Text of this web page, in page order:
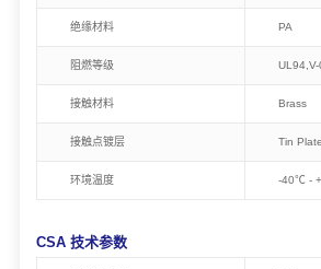
绝缘材料 PA
阻燃等级 UL94,V-
接触材料 Brass
接触点镀层 Tin
环境温度 -40℃ -
CSA 技术参数